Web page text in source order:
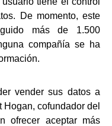
De momento, este
más de 1.500
compañía se ha
vender sus datos a
cofundador del
ofrecer aceptar más